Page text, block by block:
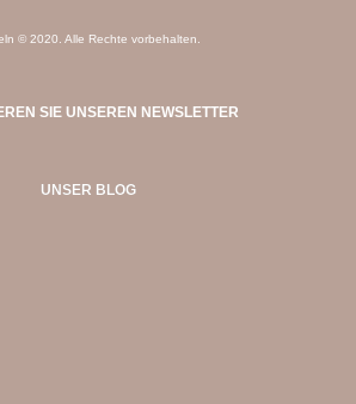
© 2020. Alle Rechte vorbehalten.
SIE UNSEREN NEWSLETTER
UNSER BLOG